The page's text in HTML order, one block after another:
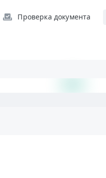
Проверка документа